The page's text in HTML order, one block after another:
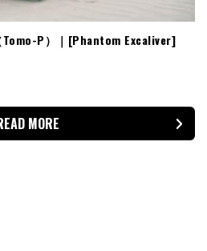
Tomo-P）｜[Phantom Excaliver]
MORE